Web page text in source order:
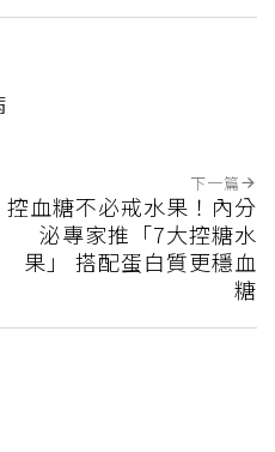
下一篇
控血糖不必戒水果！內分
泌專家推「7大控糖水
果」 搭配蛋白質更穩血
糖